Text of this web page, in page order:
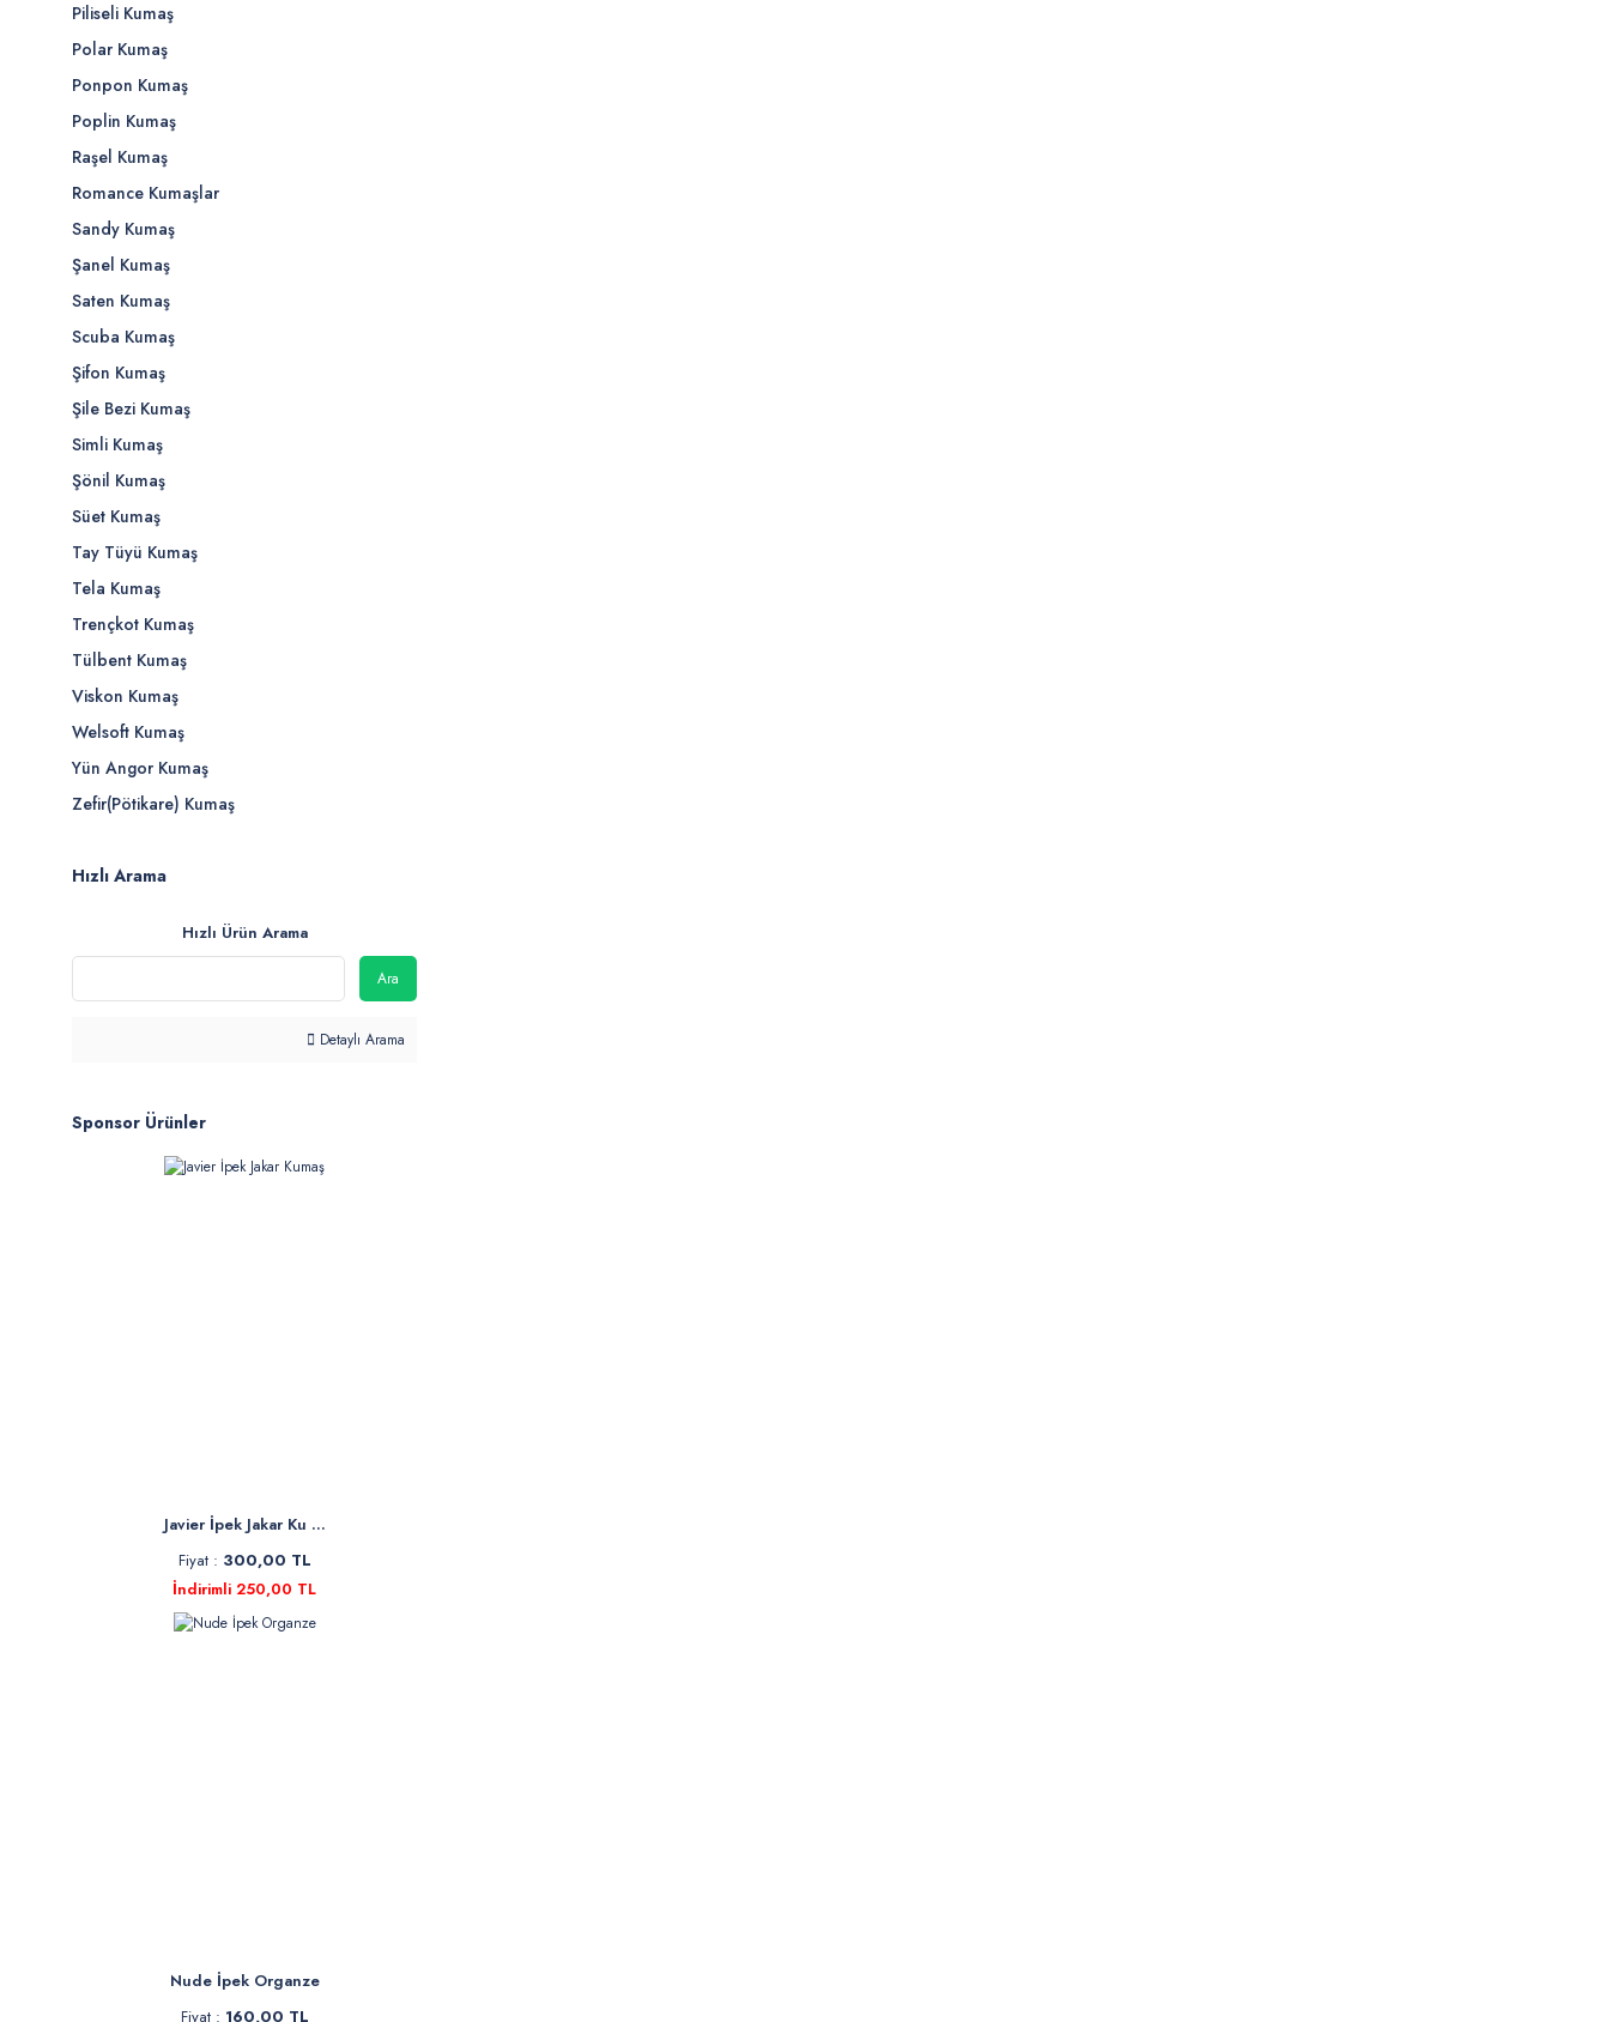
Piliseli Kumaş
Polar Kumaş
Ponpon Kumaş
Poplin Kumaş
Raşel Kumaş
Romance Kumaşlar
Sandy Kumaş
Şanel Kumaş
Saten Kumaş
Scuba Kumaş
Şifon Kumaş
Şile Bezi Kumaş
Simli Kumaş
Şönil Kumaş
Süet Kumaş
Tay Tüyü Kumaş
Tela Kumaş
Trençkot Kumaş
Tülbent Kumaş
Viskon Kumaş
Welsoft Kumaş
Yün Angor Kumaş
Zefir(Pötikare) Kumaş
Hızlı Arama
Hızlı Ürün Arama
Ara
Detaylı Arama
Sponsor Ürünler
Javier İpek Jakar Ku ...
Fiyat : 300,00 TL
İndirimli 250,00 TL
Nude İpek Organze
Fiyat : 160,00 TL